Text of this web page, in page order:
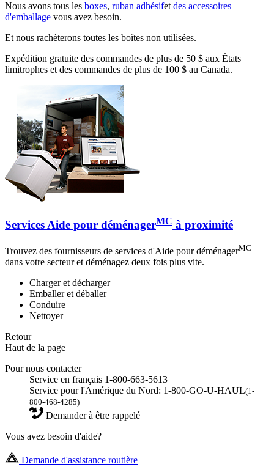
Nous avons tous les boxes, ruban adhésifet des accessoires
d'emballage vous avez besoin.
Et nous rachèterons toutes les boîtes non utilisées.
Expédition gratuite des commandes de plus de 50 $ aux États
limitrophes et des commandes de plus de 100 $ au Canada.
Services Aide pour déménagerMC à proximité
Trouvez des fournisseurs de services d'Aide pour déménagerMC
dans votre secteur et déménagez deux fois plus vite.
Charger et décharger
Emballer et déballer
Conduire
Nettoyer
Retour
Haut de la page
Pour nous contacter
Service en français 1-800-663-5613
Service pour l'Amérique du Nord: 1-800-GO-U-HAUL(1-
800-468-4285)
Demander à être rappelé
Vous avez besoin d'aide?
Demande d'assistance routière